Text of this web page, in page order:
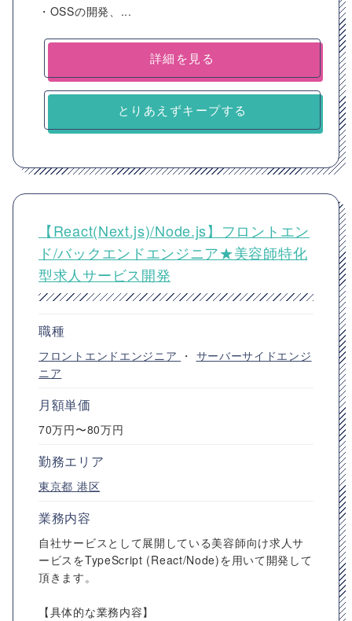
・OSSの開発、...
詳細を見る
とりあえずキープする
【React(Next.js)/Node.js】フロントエン
ド/バックエンドエンジニア★美容師特化
型求人サービス開発
職種
フロントエンドエンジニア ・ サーバーサイドエンジ
ニア
月額単価
70万円〜80万円
勤務エリア
東京都 港区
業務内容
自社サービスとして展開している美容師向け求人サ
ービスをTypeScript (React/Node)を用いて開発して
頂きます。
【具体的な業務内容】